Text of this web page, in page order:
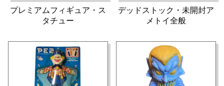
プレミアムフィギュア・ス
タチュー
デッドストック・未開封ア
メトイ全般